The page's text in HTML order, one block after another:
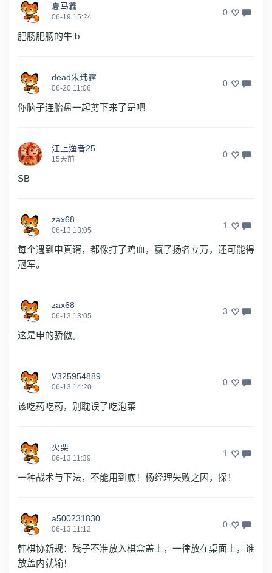
夏马鑫
06-19 15:24 0
肥肠肥肠的牛 b
dead朱玮霆
06-20 11:06 0
你脑子连胎盘一起剪下来了是吧
江上渔者25
15天前 0
SB
zax68
06-13 13:05 1
每个遇到申真谞，都像打了鸡血，赢了扬名立万，还可能得
冠军。
zax68
06-13 13:05 3
这是申的骄傲。
V325954889
06-13 14:20 0
该吃药吃药，别耽误了吃泡菜
火栗
06-13 11:39 1
一种战术与下法，不能用到底！杨经理失败之因，探！
a500231830
06-13 11:12 0
韩棋协新规：残子不准放入棋盒盖上，一律放在桌面上，谁
放盖内就输！